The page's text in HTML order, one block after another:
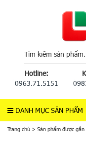
Hotline:
0963.71.5151
DANH MỤC SẢN PHẨM
Trang chủ > Sản phẩm được